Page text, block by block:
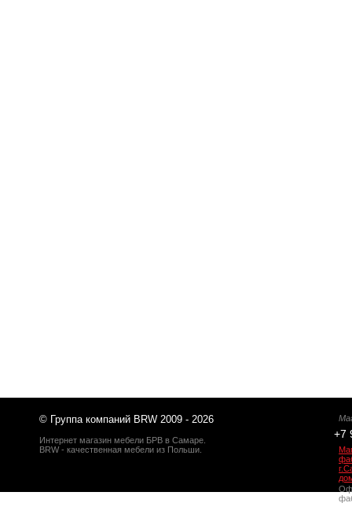
© Группа компаний BRW 2009 - 2026
Интернет магазин мебели БРВ в Самаре.
BRW - качественная мебели из Польши.
+7